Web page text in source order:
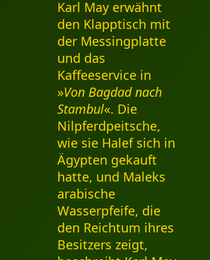
Karl May erwähnt
den Klapptisch mit
der Messingplatte
und das
Kaffeeservice in
»Von Bagdad nach
Stambul«. Die
Nilpferdpeitsche,
wie sie Halef sich in
Ägypten gekauft
hatte, und Maleks
arabische
Wasserpfeife, die
den Reichtum ihres
Besitzers zeigt,